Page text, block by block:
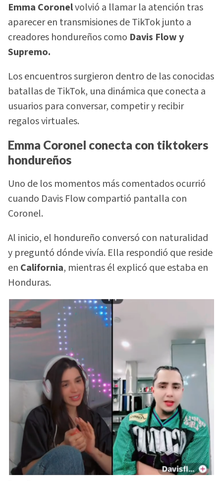
Emma Coronelvolvió a llamar la atención tras
aparecer en transmisiones de TikTok junto a
creadores hondureños como Davis Flow y
Supremo.
Los encuentros surgieron dentro de las conocidas
batallas de TikTok, una dinámica que conecta a
usuarios para conversar, competir y recibir
regalos virtuales.
Emma Coronel conecta con tiktokers
hondureños
Uno de los momentos más comentados ocurrió
cuando Davis Flow compartió pantalla con
Coronel.
Al inicio, el hondureño conversó con naturalidad
y preguntó dónde vivía. Ella respondió que reside
en California, mientras él explicó que estaba en
Honduras.